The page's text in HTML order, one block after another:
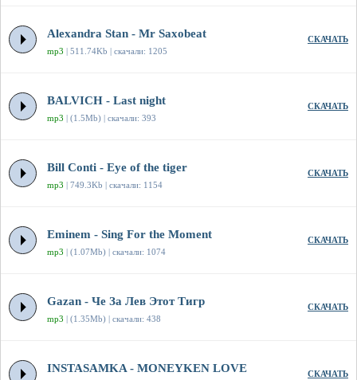
Alexandra Stan - Mr Saxobeat
mp3 | 511.74Kb | скачали: 1205
СКАЧАТЬ
BALVICH - Last night
mp3 | (1.5Mb) | скачали: 393
СКАЧАТЬ
Bill Conti - Eye of the tiger
mp3 | 749.3Kb | скачали: 1154
СКАЧАТЬ
Eminem - Sing For the Moment
mp3 | (1.07Mb) | скачали: 1074
СКАЧАТЬ
Gazan - Че За Лев Этот Тигр
mp3 | (1.35Mb) | скачали: 438
СКАЧАТЬ
INSTASAMKA - MONEYKEN LOVE СКАЧАТЬ